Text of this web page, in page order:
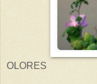
OLORES